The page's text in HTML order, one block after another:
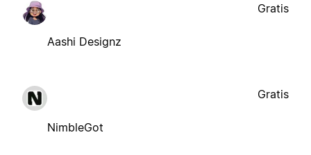
Aashi Designz
Gratis
NimbleGot
Gratis